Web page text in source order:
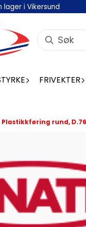
lager i Vikersund
FRIVEKTER
Plastikkføring rund,